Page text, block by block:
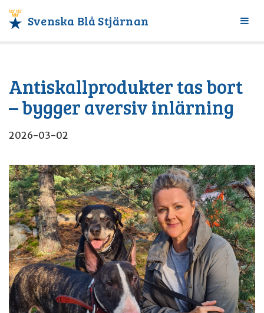
Svenska Blå Stjärnan
Växla
Antiskallprodukter tas bort
– bygger aversiv inlärning
2026-03-02